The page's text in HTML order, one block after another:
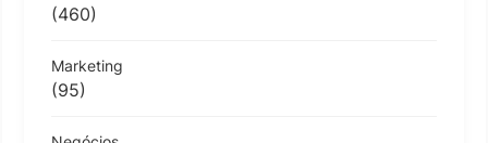
(460)
Marketing
(95)